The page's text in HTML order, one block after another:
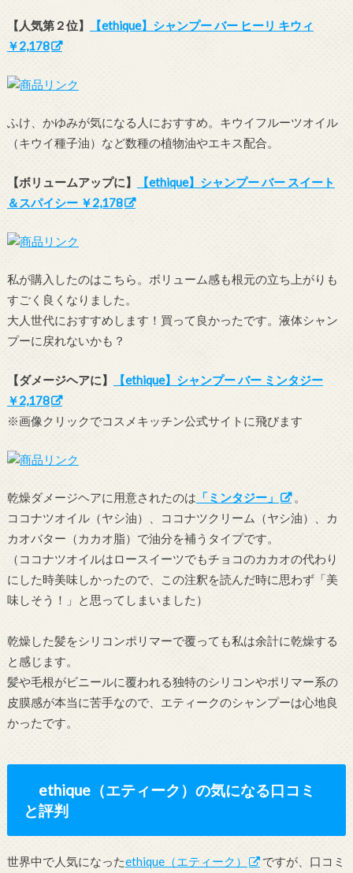
【人気第２位】
【ethique】シャンプー バー ヒーリ キウィ
￥2,178
ふけ、かゆみが気になる人におすすめ。キウイフルーツオイル
（キウイ種子油）など数種の植物油やエキス配合。
【ボリュームアップに】
【ethique】シャンプー バー スイート
＆スパイシー ￥2,178
私が購入したのはこちら。ボリューム感も根元の立ち上がりも
すごく良くなりました。
大人世代におすすめします！買って良かったです。液体シャン
プーに戻れないかも？
【ダメージヘアに】
【ethique】シャンプー バー ミンタジー
￥2,178
※画像クリックでコスメキッチン公式サイトに飛びます
乾燥ダメージヘアに用意されたのは 「ミンタジー」
。
ココナツオイル（ヤシ油）、ココナツクリーム（ヤシ油）、カ
カオバター（カカオ脂）で油分を補うタイプです。
（ココナツオイルはロースイーツでもチョコのカカオの代わり
にした時美味しかったので、この注釈を読んだ時に思わず「美
味しそう！」と思ってしまいました）
乾燥した髪をシリコンポリマーで覆っても私は余計に乾燥する
と感じます。
髪や毛根がビニールに覆われる独特のシリコンやポリマー系の
皮膜感が本当に苦手なので、エティークのシャンプーは心地良
かったです。
ethique（エティーク）の気になる口コミ
と評判
世界中で人気になったethique（エティーク）
ですが、口コミ